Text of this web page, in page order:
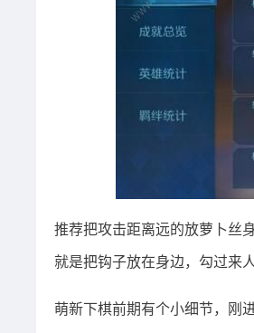
推荐把攻击距离远的放萝卜丝
就是把钩子放在身边，勾过来
萌新下棋前期有个小细节，刚